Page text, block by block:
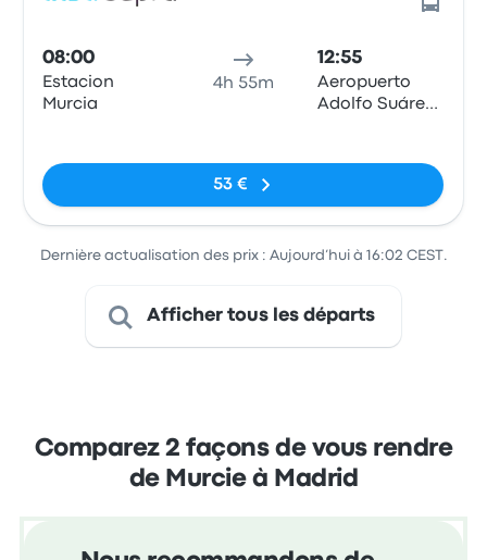
08:00
Estacion
Murcia
4h 55m
12:55
Aeropuerto
Adolfo Suárez
53 €
Dernière actualisation des prix : Aujourd’hui à 16:02 CEST.
Afficher tous les départs
Comparez 2 façons de vous rendre
de Murcie à Madrid